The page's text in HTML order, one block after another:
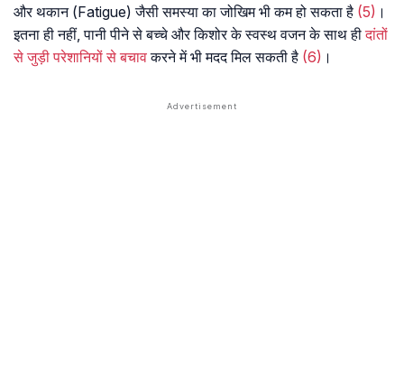
और थकान (Fatigue) जैसी समस्या का जोखिम भी कम हो सकता है (5) ।
इतना ही नहीं, पानी पीने से बच्चे और किशोर के स्वस्थ वजन के साथ हीदांतों
से जुड़ी परेशानियों से बचावकरने में भी मदद मिल सकती है (6) ।